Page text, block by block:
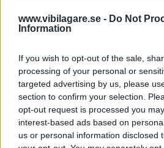
www.vibilagare.se - Do Not
Information
If you wish to opt-out of the sale,
processing of your personal or
targeted advertising by us, please
section to confirm your selection.
opt-out request is processed you
interest-based ads based on
us or personal information disclosed
”Det är ett helt galet